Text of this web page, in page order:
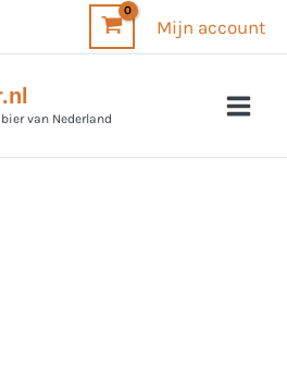
Mijn account
van Nederland